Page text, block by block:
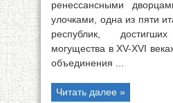
ренессансными
улочками, одна из пяти
республик,
могущества в XV-XVI
объединения ...
Читать далее »